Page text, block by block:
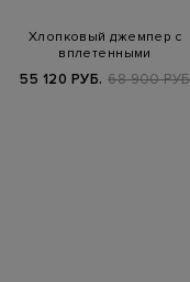
Хлопковый джемпер с
вплетенными
55 120 РУБ. 68 900